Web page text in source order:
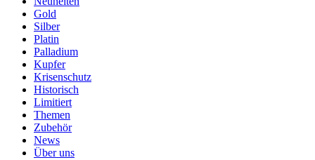
Gold
Silber
Platin
Palladium
Kupfer
Krisenschutz
Historisch
Limitiert
Themen
Zubehör
News
Über uns